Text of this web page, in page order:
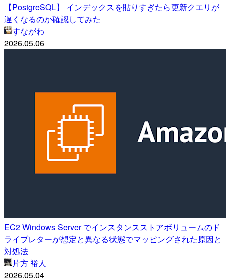
【PostgreSQL】 インデックスを貼りすぎたら更新クエリが
遅くなるのか確認してみた
すながわ
2026.05.06
EC2 Windows Server でインスタンスストアボリュームのド
ライブレターが想定と異なる状態でマッピングされた原因と
対処法
片方 裕人
2026.05.04